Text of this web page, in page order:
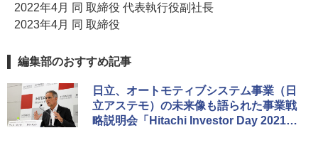
2022年4月 同 取締役 代表執行役副社長
2023年4月 同 取締役
編集部のおすすめ記事
日立、オートモティブシステム事業（日
立アステモ）の未来像も語られた事業戦
略説明会「Hitachi Investor Day 2021」